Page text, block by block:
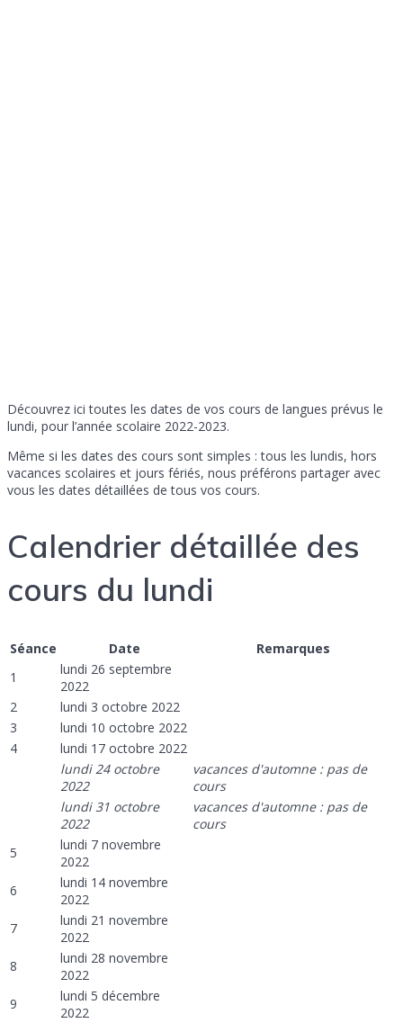
Découvrez ici toutes les dates de vos cours de langues prévus le
lundi, pour l’année scolaire 2022-2023.
Même si les dates des cours sont simples : tous les lundis, hors
vacances scolaires et jours fériés, nous préférons partager avec
vous les dates détaillées de tous vos cours.
Calendrier détaillée des
cours du lundi
Séance Date
Remarques
1
lundi 26 septembre
2022
2
lundi 3 octobre 2022
3
lundi 10 octobre 2022
4
lundi 17 octobre 2022
lundi 24 octobre
2022
vacances d'automne : pas de
cours
lundi 31 octobre
2022
vacances d'automne : pas de
cours
5
lundi 7 novembre
2022
6
lundi 14 novembre
2022
7
lundi 21 novembre
2022
8
lundi 28 novembre
2022
9
lundi 5 décembre
2022